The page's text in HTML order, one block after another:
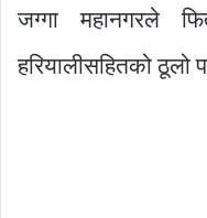
जग्गा महानगरले
हरियालीसहितको ठूलो